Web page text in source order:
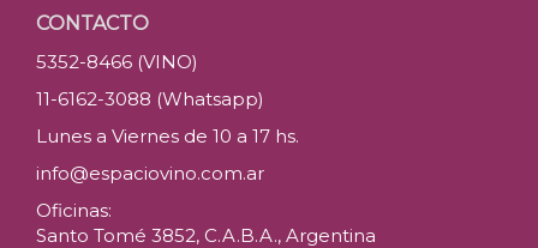
CONTACTO
5352-8466 (VINO)
11-6162-3088 (Whatsapp)
Lunes a Viernes de 10 a 17 hs.
info@espaciovino.com.ar
Oficinas:
Santo Tomé 3852, C.A.B.A., Argentina